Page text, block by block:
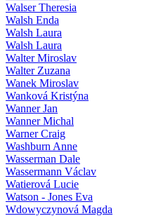
Walser Theresia
Walsh Enda
Walsh Laura
Walsh Laura
Walter Miroslav
Walter Zuzana
Wanek Miroslav
Wanková Kristýna
Wanner Jan
Wanner Michal
Warner Craig
Washburn Anne
Wasserman Dale
Wassermann Václav
Watierová Lucie
Watson - Jones Eva
Wdowyczynová Magda